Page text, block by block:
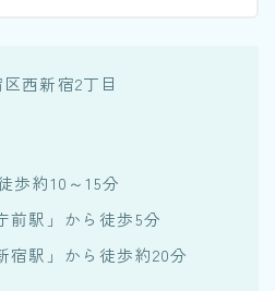
西新宿2丁目
歩約10～15分
前駅」から徒歩5分
宿駅」から徒歩約20分